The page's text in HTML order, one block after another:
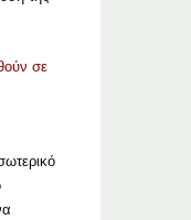
σε